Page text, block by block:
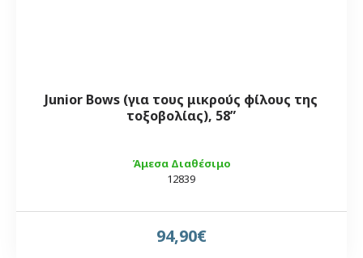
Άμεσα Διαθέσιμο
12839
Junior Bows (για τους μικρούς φίλους της
τοξοβολίας), 58”
94,90€